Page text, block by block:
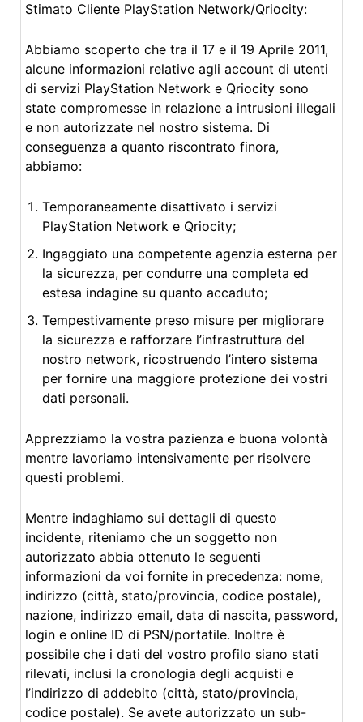
Stimato Cliente PlayStation Network/Qriocity:
Abbiamo scoperto che tra il 17 e il 19 Aprile 2011,
alcune informazioni relative agli account di utenti
di servizi PlayStation Network e Qriocity sono
state compromesse in relazione a intrusioni illegali
e non autorizzate nel nostro sistema. Di
conseguenza a quanto riscontrato finora,
abbiamo:
Temporaneamente disattivato i servizi
PlayStation Network e Qriocity;
Ingaggiato una competente agenzia esterna per
la sicurezza, per condurre una completa ed
estesa indagine su quanto accaduto;
Tempestivamente preso misure per migliorare
la sicurezza e rafforzare l’infrastruttura del
nostro network, ricostruendo l’intero sistema
per fornire una maggiore protezione dei vostri
dati personali.
Apprezziamo la vostra pazienza e buona volontà
mentre lavoriamo intensivamente per risolvere
questi problemi.
Mentre indaghiamo sui dettagli di questo
incidente, riteniamo che un soggetto non
autorizzato abbia ottenuto le seguenti
informazioni da voi fornite in precedenza: nome,
indirizzo (città, stato/provincia, codice postale),
nazione, indirizzo email, data di nascita, password,
login e online ID di PSN/portatile. Inoltre è
possibile che i dati del vostro profilo siano stati
rilevati, inclusi la cronologia degli acquisti e
l’indirizzo di addebito (città, stato/provincia,
codice postale). Se avete autorizzato un sub-